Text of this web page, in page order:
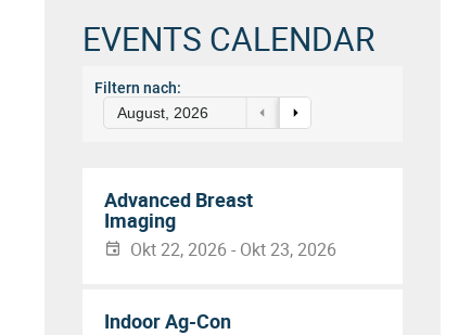
EVENTS CALENDAR
Filtern nach:
August, 2026
Advanced Breast
Imaging
Okt 22, 2026 - Okt 23, 2026
Indoor Ag-Con